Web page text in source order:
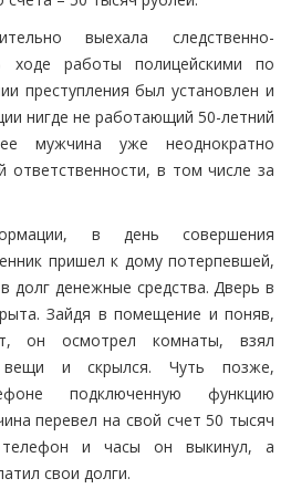
выехала следственно-
ходе работы полицейскими по
преступления был установлен и
нигде не работающий 50-летний
мужчина уже неоднократно
ответственности, в том числе за
в день совершения
пришел к дому потерпевшей,
долг денежные средства. Дверь в
Зайдя в помещение и поняв,
он осмотрел комнаты, взял
и скрылся. Чуть позже,
подключенную функцию
перевел на свой счет 50 тысяч
телефон и часы он выкинул, а
свои долги.